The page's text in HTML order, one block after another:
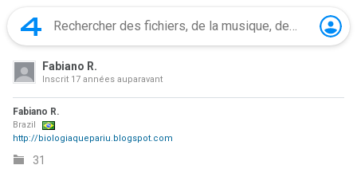
Fabiano R.
Inscrit 17 années auparavant
Fabiano R.
Brazil
http://biologiaquepariu.blogspot.com
31